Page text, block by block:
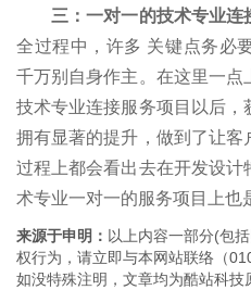
三：一对一的技术专业连
全过程中，许多 关键点务必
千万别自身作主。在这里一
技术专业连接服务项目以后，
拥有显著的提升，做到了让
过程上都会看出去在开发设
术专业一对一的服务项目上也
来源于申明： 以上内容一部分(包
权行为，请立即与本网站联络（
如没特殊注明，文章均为酷站科技